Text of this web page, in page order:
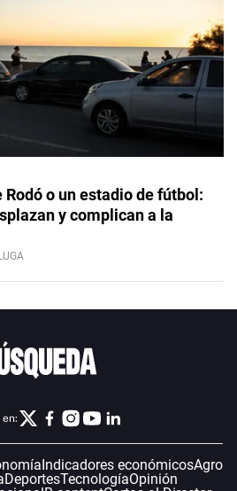
o un estadio de fútbol:
y complican a la
en:
Indicadores económicosAgro
DeportesTecnologíaOpinión